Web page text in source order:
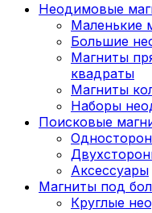
Неодимовые
Маленькие
Большие
Магниты
квадраты
Магниты
Наборы
Поисковые
Аксессуары
Магниты под
Круглые